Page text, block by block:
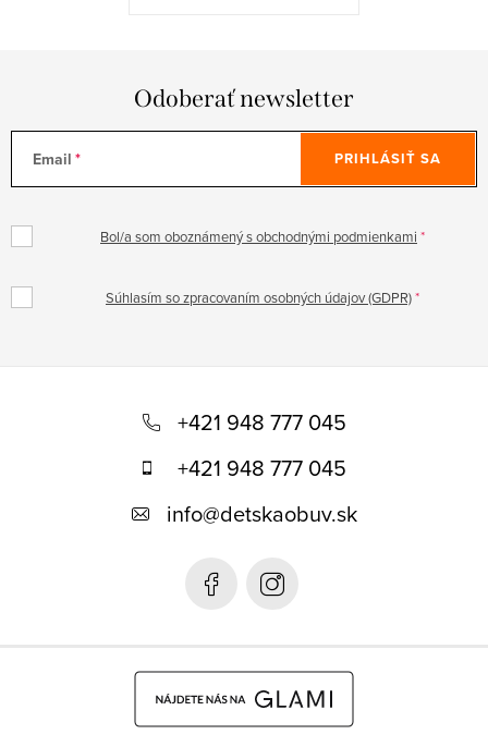
Odoberať newsletter
Email
Bol/a som oboznámený s obchodnými podmienkami
Súhlasím so zpracovaním osobných údajov (GDPR)
PRIHLÁSIŤ SA
+421 948 777 045
+421 948 777 045
info@detskaobuv.sk